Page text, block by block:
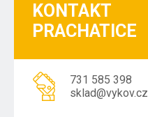
KONTAKT
PRACHATICE
731 585 398
sklad@vykov.cz